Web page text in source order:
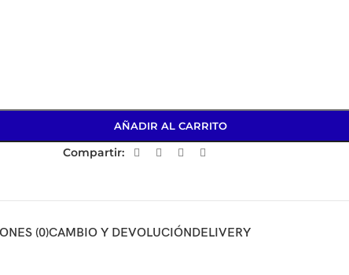
AÑADIR AL CARRITO
Compartir:
(0)CAMBIO Y DEVOLUCIÓNDELIVERY